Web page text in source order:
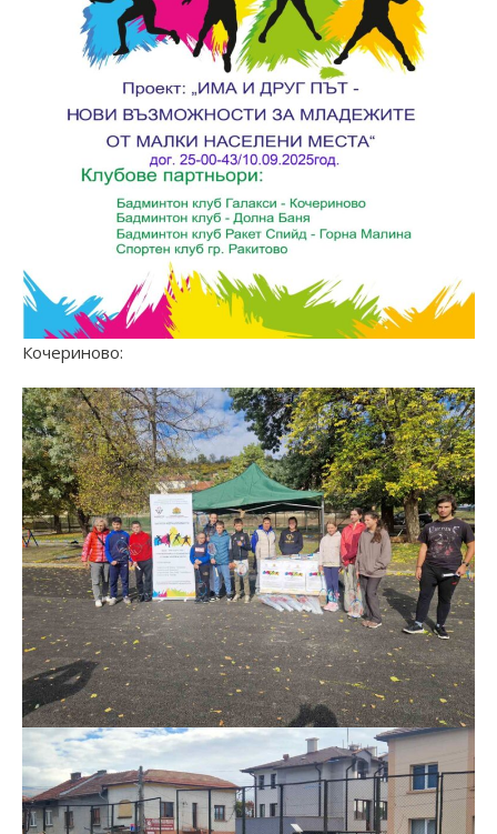
Кочериново: